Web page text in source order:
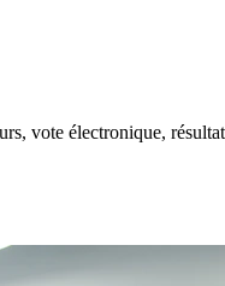
vote électronique,